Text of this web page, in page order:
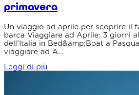
primavera
Un viaggio ad aprile per scoprire il
barca Viaggiare ad Aprile: 3 giorni
dell’Italia in Bed&amp;Boat a
viaggiare ad A...
Leggi di più